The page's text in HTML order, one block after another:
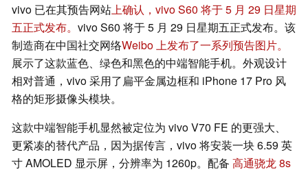
vivo 已在其预告网站上确认，vivo S60 将于 5 月 29 日星期
五正式发布。 vivo S60 将于 5 月 29 日星期五正式发布。该
制造商在中国社交网络Weibo 上发布了一系列预告图片。
展示了这款蓝色、绿色和黑色的中端智能手机。外观设计
相对普通，vivo 采用了扁平金属边框和 iPhone 17 Pro 风
格的矩形摄像头模块。
这款中端智能手机显然被定位为 vivo V70 FE 的更强大、
更紧凑的替代产品，因为据传言，vivo 将安装一块 6.59 英
寸 AMOLED 显示屏，分辨率为 1260p。配备 高通骁龙 8s